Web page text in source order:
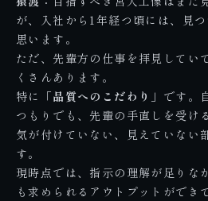
が、入社から1年経つ頃には、見
思います。
ただ、先輩方の仕事を拝見してい
くさんあります。
特に 「品質へのこだわり」 です。
つもりでも、先輩の手直しを受け
気が付けていない、見えていない
す。
現時点では、指示の理解が足りな
も求められるアウトプットができ